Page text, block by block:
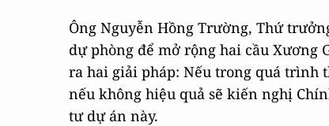
Ông Nguyễn Hồng Trường, Thứ
dự phòng để mở rộng hai cầu Xương
ra hai giải pháp: Nếu trong quá trình
nếu không hiệu quả sẽ kiến nghị
tư dự án này.